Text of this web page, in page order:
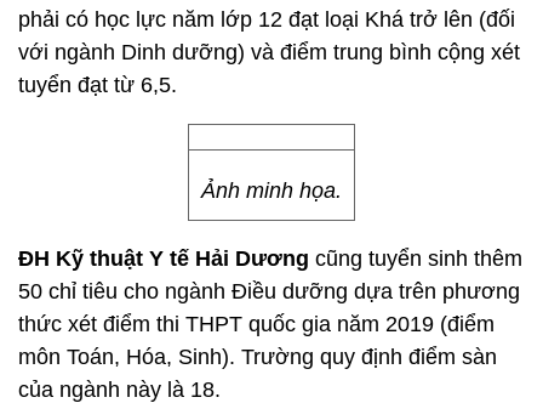
phải có học lực năm lớp 12 đạt loại Khá trở lên (đối
với ngành Dinh dưỡng) và điểm trung bình cộng xét
tuyển đạt từ 6,5.
Ảnh minh họa.
ĐH Kỹ thuật Y tế Hải Dương cũng tuyển sinh thêm
50 chỉ tiêu cho ngành Điều dưỡng dựa trên phương
thức xét điểm thi THPT quốc gia năm 2019 (điểm
môn Toán, Hóa, Sinh). Trường quy định điểm sàn
của ngành này là 18.